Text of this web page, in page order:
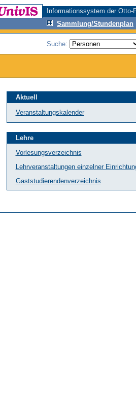
Informationssystem der
Sammlung/Stundenplan
Suche:
Aktuell
Veranstaltungskalender
Lehre
Vorlesungsverzeichnis
Lehrveranstaltungen einzelner
Gaststudierendenverzeichnis